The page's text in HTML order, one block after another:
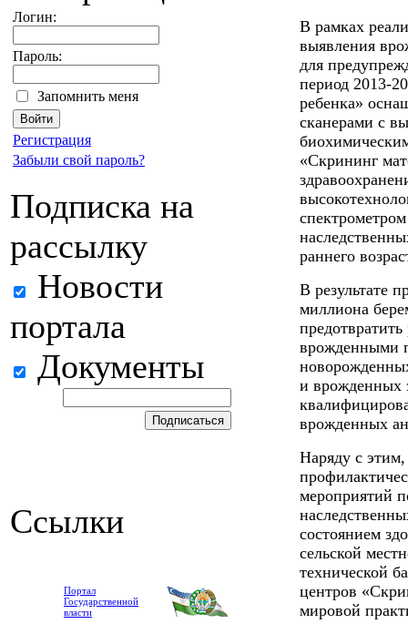
Логин:
Пароль:
Запомнить меня
Регистрация
Забыли свой пароль?
Подписка на
рассылку
Новости
портала
Документы
Ссылки
Портал
Государственной
власти
В рамках
выявления
для
период 2013-
ребенка»
сканерами с
«Скрининг
раннего
В результате
миллиона
врожденными
и врожденных
врожденных
Наряду с этим,
мероприятий
состоянием
сельской
технической
центров
мировой